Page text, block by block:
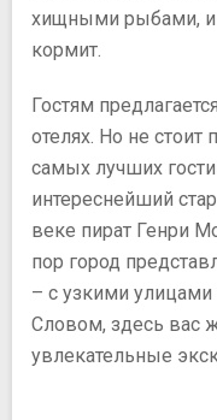
хищными рыбами, и
кормит.
Гостям
отелях. Но не
самых лучших
интереснейший
веке пират Генри
пор город
– с узкими
Словом, здесь вас
увлекательные